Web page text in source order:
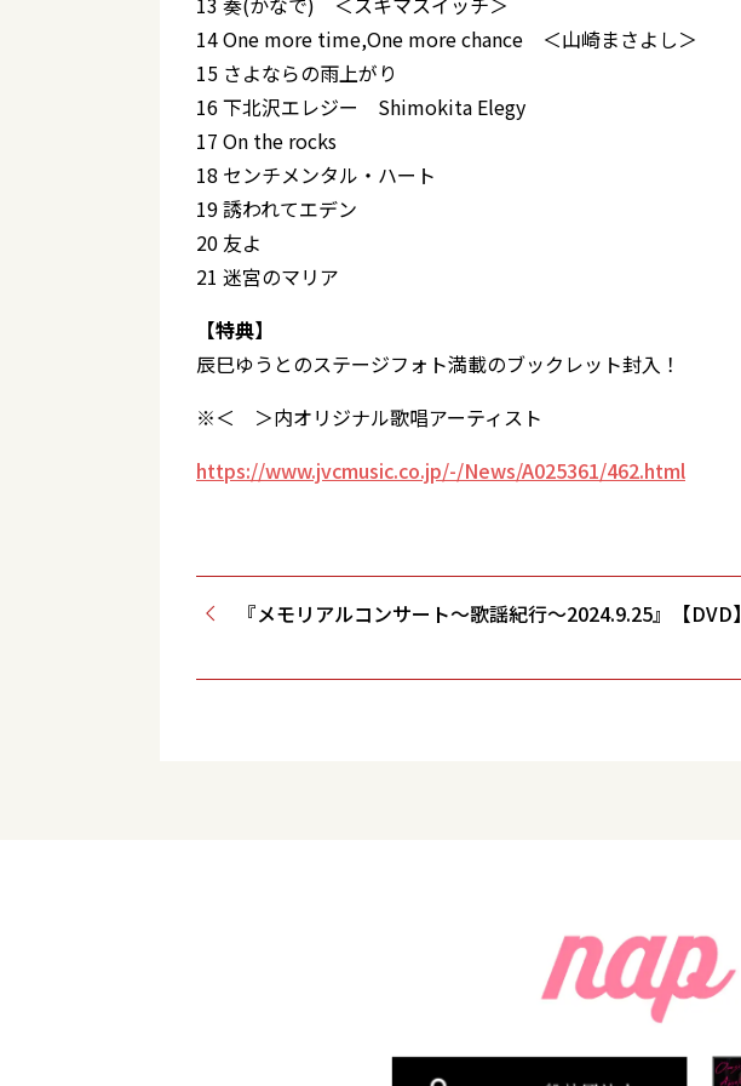
14 One more time,One more chance ＜山崎まさよし＞
15 さよならの雨上がり
16 下北沢エレジー Shimokita Elegy
17 On the rocks
18 センチメンタル・ハート
19 誘われてエデン
20 友よ
21 迷宮のマリア
【特典】
辰巳ゆうとのステージフォト満載のブックレット封入！
※＜ ＞内オリジナル歌唱アーティスト
https://www.jvcmusic.co.jp/-/News/A025361/462.html
『メモリアルコンサート～歌謡紀行～2024.9.25』【DVD】